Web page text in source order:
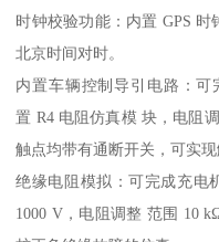
时钟校验功能：内置 GPS
北京时间对时。
内置车辆控制导引电路：
置 R4 电阻仿真模 块，电阻
触点均带有通断开关，可实
绝缘电阻模拟：可完成充电
1000 V，电阻调整 范围 10